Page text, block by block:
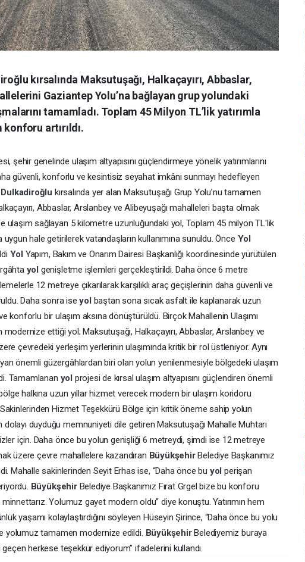
kırsalında Maksutuşağı, Halkaçayırı, Abbaslar,
Gaziantep Yolu’na bağlayan grup yolundaki
tamamladı. Toplam 45 Milyon TL’lik yatırımla
artırıldı.
şehir genelinde ulaşım altyapısını güçlendirmeye yönelik yatırımlarını
güvenli, konforlu ve kesintisiz seyahat imkânı sunmayı hedefleyen
Dulkadiroğlu kırsalında yer alan Maksutuşağı Grup Yolu’nu tamamen
Abbaslar, Arslanbey ve Alibeyuşağı mahalleleri başta olmak
ulaşım sağlayan 5 kilometre uzunluğundaki yol, Toplam 45 milyon TL'lik
hale getirilerek vatandaşların kullanımına sunuldu. Önce Yol
Yol Yapım, Bakım ve Onarım Dairesi Başkanlığı koordinesinde yürütülen
yol genişletme işlemleri gerçekleştirildi. Daha önce 6 metre
12 metreye çıkarılarak karşılıklı araç geçişlerinin daha güvenli ve
Daha sonra iseyol baştan sona sıcak asfalt ile kaplanarak uzun
konforlu bir ulaşım aksına dönüştürüldü. Birçok Mahallenin Ulaşımı
modernize ettiği yol; Maksutuşağı, Halkaçayırı, Abbaslar, Arslanbey ve
çevredeki yerleşim yerlerinin ulaşımında kritik bir rol üstleniyor. Aynı
önemli güzergâhlardan biri olan yolun yenilenmesiyle bölgedeki ulaşım
Tamamlanan yol projesi de kırsal ulaşım altyapısını güçlendiren önemli
halkına uzun yıllar hizmet verecek modern bir ulaşım koridoru
Hizmet Teşekkürü Bölge için kritik öneme sahip yolun
duyduğu memnuniyeti dile getiren Maksutuşağı Mahalle Muhtarı
için. Daha önce bu yolun genişliği 6 metreydi, şimdi ise 12 metreye
üzere çevre mahallelere kazandıran BüyükşehirBelediye Başkanımız
Mahalle sakinlerinden Seyit Erhas ise, “Daha önce bu yolperişan
Büyükşehir Belediye Başkanımız Fırat Grgel bize bu konforu
Yolumuz gayet modern oldu” diye konuştu. Yatırımın hem
yaşamı kolaylaştırdığını söyleyen Hüseyin Şirince, “Daha önce bu yolu
yolumuz tamamen modernize edildi. BüyükşehirBelediyemiz buraya
geçen herkese teşekkür ediyorum” ifadelerini kullandı.